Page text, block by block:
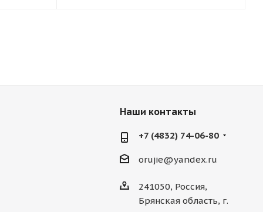
Наши контакты
+7 (4832) 74-06-80
orujie@yandex.ru
241050, Россия,
Брянская область, г.